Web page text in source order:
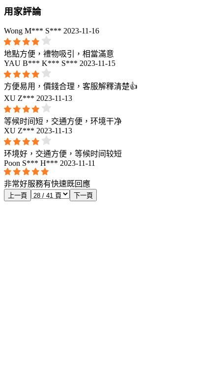
用家評論
Wong M*** S*** 2023-11-16
地點方便，禮物吸引，相當滿意
YAU B*** K*** S*** 2023-11-15
方便易用，價錢合理，客服解釋清楚👍
XU Z*** 2023-11-13
等候时间短，交通方便，环境干净
XU Z*** 2023-11-13
环境好，交通方便，等候时间较短
Poon S*** H*** 2023-11-11
非常好服務有快速既回應
上一頁 下一頁